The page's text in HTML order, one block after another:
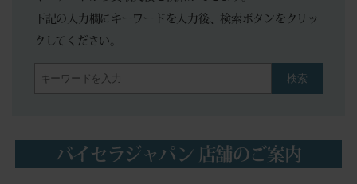
下記の入力欄にキーワードを入力後、検索ボタンをクリッ
クしてください。
検索
バイセラジャパン 店舗のご案内